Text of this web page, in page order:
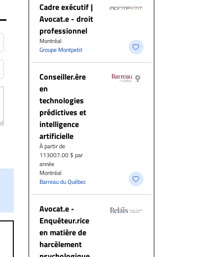
Cadre exécutif |
Avocat.e - droit
professionnel
Montréal
Groupe Montpetit
Conseiller.ère
en
technologies
prédictives et
intelligence
artificielle
À partir de
113007.00 $ par
année
Montréal
Barreau du Québec
Avocat.e -
Enquêteur.rice
en matière de
harcèlement